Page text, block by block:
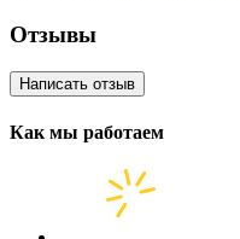
Отзывы
Написать отзыв
Как мы работаем